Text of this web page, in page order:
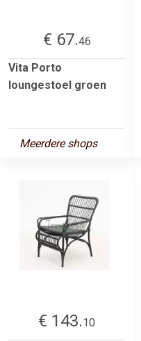
€ 67.46
Vita Porto
loungestoel groen
Meerdere shops
€ 143.10